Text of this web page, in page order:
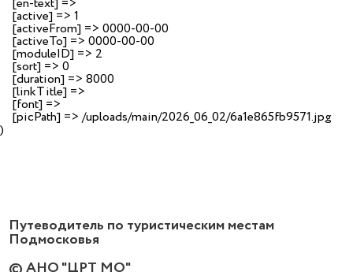
    [active] => 1
    [activeFrom] => 0000-00-00
    [activeTo] => 0000-00-00
    [moduleID] => 2
    [sort] => 0
    [duration] => 8000
    [linkTitle] =>
    [font] =>
    [picPath] => /uploads/main/2026_06_02/6a1e865fb9571.jpg
Путеводитель по туристическим местам
Подмосковья